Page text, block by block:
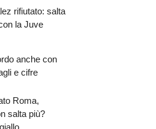
rifiutato: salta
la Juve
anche con
e cifre
Roma,
salta più?